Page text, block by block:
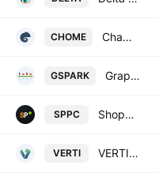
CHOME Chameleon Smart Home Zrt.
GSPARK Graphisoft Park SE
SPPC Shopper Park Plus Nyrt.
VERTI VERTIKAL Group Nyilvanosan Mukodo Reszvenytarsasag